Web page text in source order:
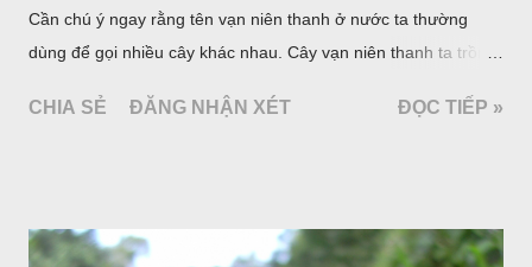
Cần chú ý ngay rằng tên vạn niên thanh ở nước ta thường
dùng để gọi nhiều cây khác nhau. Cây vạn niên thanh ta trồng
Araceae. Còn cây vạn niên thanh giới thiệu ở đây thuộc họ
CHIA SẺ ĐĂNG NHẬN XÉT ĐỌC TIẾP »